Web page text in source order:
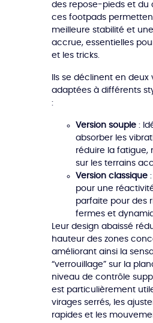
des repose-pieds et du
ces footpads
meilleure stabilité et
accrue, essentielles
et les tricks.
Ils se déclinent en deux
adaptées à différents
:
Version souple :
absorber les
réduire la fatigue,
sur les terrains
Version classique
pour une
parfaite pour des
fermes et
Leur design abaissé
hauteur des zones
améliorant ainsi la
“verrouillage” sur la
niveau de contrôle
est particulièrement
virages serrés, les
rapides et les